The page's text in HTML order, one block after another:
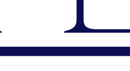
Đăng nhập